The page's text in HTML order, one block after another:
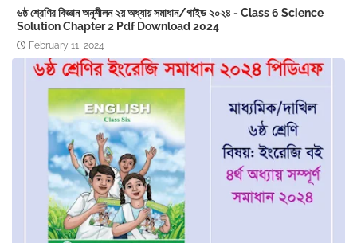
৬ষ্ঠ শ্রেণির বিজ্ঞান অনুশীলন ২য় অধ্যায় সমাধান/গাইড ২০২৪ - Class 6 Science
Solution Chapter 2 Pdf Download 2024
February 11, 2024